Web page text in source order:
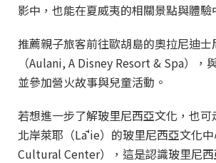
影中，也能在夏威夷的相關景點與體驗
推薦親子旅客前往歐胡島的奧拉尼迪士
（Aulani, A Disney Resort & Spa），
並參加營火故事與兒童活動。
若想進一步了解玻里尼西亞文化，也
北岸萊耶（Lāʻie）的玻里尼西亞文化
Cultural Center），這是認識玻里尼